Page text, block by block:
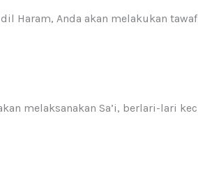
Haram, Anda akan melakukan
melaksanakan Sa’i, berlari-lari